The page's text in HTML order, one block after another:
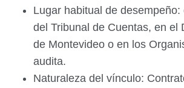
Lugar habitual de
del Tribunal de Cuentas, en el
de Montevideo o en los
audita.
Naturaleza del vínculo: